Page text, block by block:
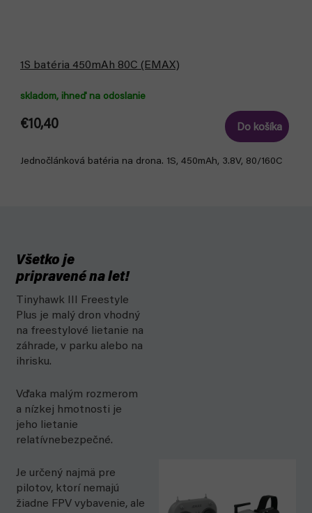
1S batéria 450mAh 80C (EMAX)
skladom, ihneď na odoslanie
€10,40 Do košíka
Jednočlánková batéria na drona. 1S, 450mAh, 3.8V, 80/160C
Všetko je
pripravené na let!
Tinyhawk III Freestyle
Plus je malý dron vhodný
na freestylové lietanie na
záhrade, v parku alebo na
ihrisku.
Vďaka malým rozmerom
a nízkej hmotnosti je
jeho lietanie
relatívne bezpečné.
Je určený najmä pre
pilotov, ktorí nemajú
žiadne FPV vybavenie, ale